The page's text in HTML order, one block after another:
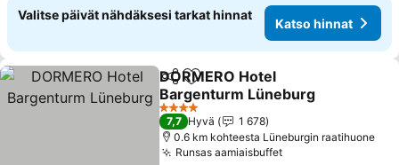
Valitse päivät nähdäksesi tarkat hinnat
Katso hinnat
Jaa Lisää suosikkeihin
DORMERO Hotel
Bargenturm Lüneburg
Katso hinnat
4 Tähtiluokitus
7,7 Hyvä
1 678
0.6 km kohteesta Lüneburgin raatihuone
Runsas aamiaisbuffetKatso hinnat